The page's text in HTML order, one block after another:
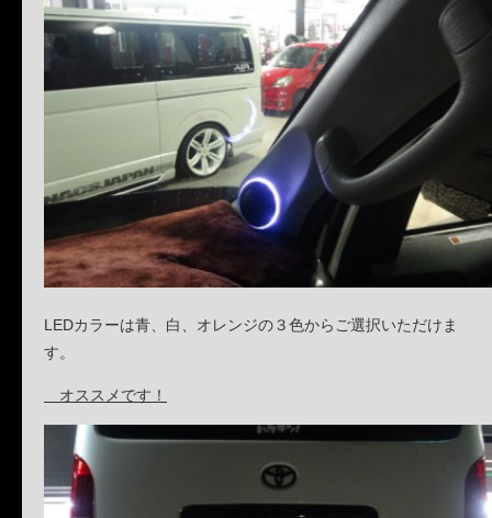
LEDカラーは青、白、オレンジの３色からご選択いただけま
す。
オススメです！